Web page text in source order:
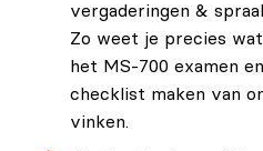
vergaderingen &
Zo weet je precies
het MS-700 examen
checklist maken van
vinken.